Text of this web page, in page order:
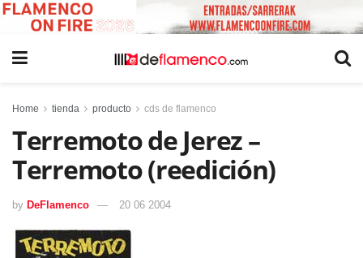
Home tienda producto cds de flamenco
Terremoto de Jerez –
Terremoto (reedición)
by DeFlamenco 20 06 2004